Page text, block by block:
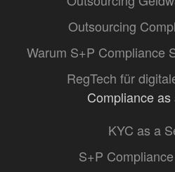
Outsourcing
Warum S+P Compliance
RegTech für
Compliance
KYC as a
S+P